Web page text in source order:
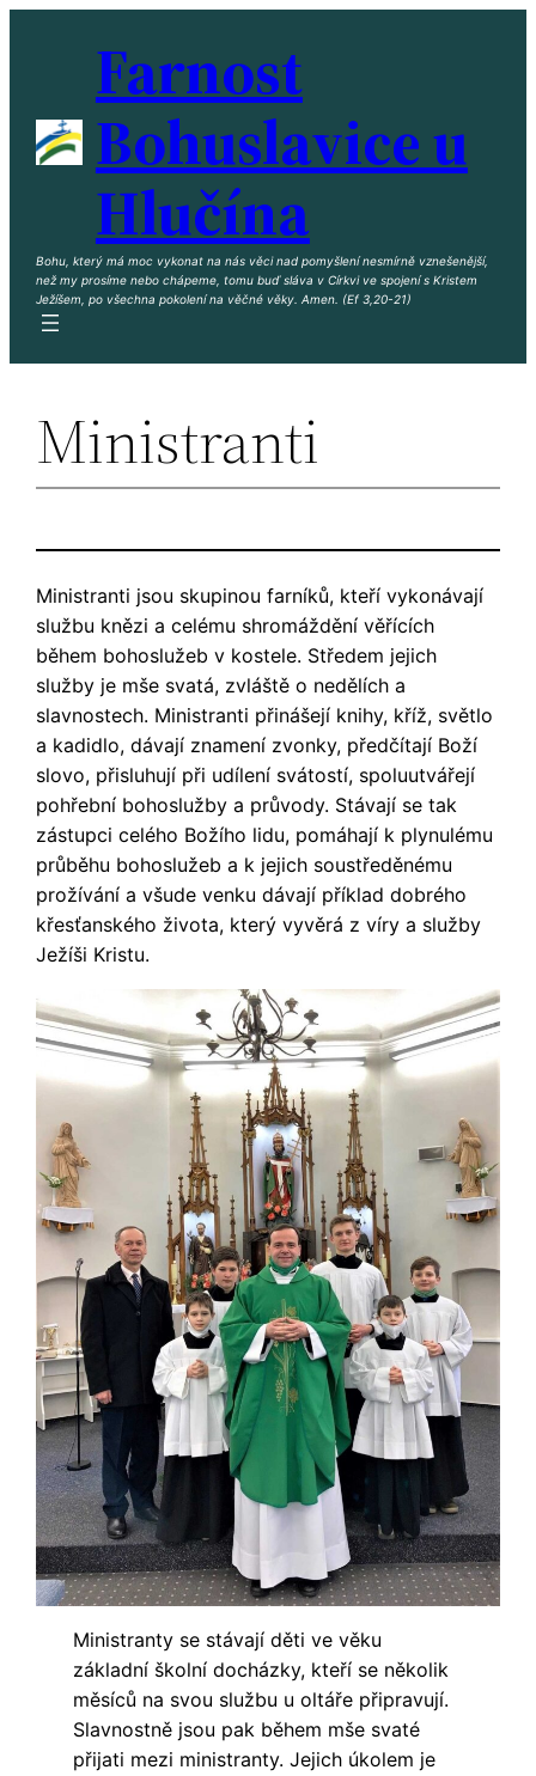
Farnost
Bohuslavice u
Hlučína
Bohu, který má moc vykonat na nás věci nad pomyšlení nesmírně vznešenější,
než my prosíme nebo chápeme, tomu buď sláva v Církvi ve spojení s Kristem
Ježíšem, po všechna pokolení na věčné věky. Amen. (Ef 3,20-21)
Ministranti
Ministranti jsou skupinou farníků, kteří vykonávají
službu knězi a celému shromáždění věřících
během bohoslužeb v kostele. Středem jejich
služby je mše svatá, zvláště o nedělích a
slavnostech. Ministranti přinášejí knihy, kříž, světlo
a kadidlo, dávají znamení zvonky, předčítají Boží
slovo, přisluhují při udílení svátostí, spoluutvářejí
pohřební bohoslužby a průvody. Stávají se tak
zástupci celého Božího lidu, pomáhají k plynulému
průběhu bohoslužeb a k jejich soustředěnému
prožívání a všude venku dávají příklad dobrého
křesťanského života, který vyvěrá z víry a služby
Ježíši Kristu.
Ministranty se stávají děti ve věku
základní školní docházky, kteří se několik
měsíců na svou službu u oltáře připravují.
Slavnostně jsou pak během mše svaté
přijati mezi ministranty. Jejich úkolem je